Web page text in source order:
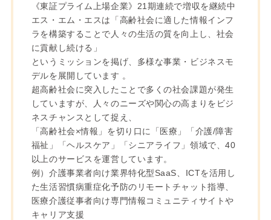
《東証プライム上場企業》21期連続で増収を継続中
エス・エム・エスは「高齢社会に適した情報インフ
ラを構築することで人々の生活の質を向上し、社会
に貢献し続ける」
というミッションを掲げ、多様な事業・ビジネスモ
デルを展開しています 。
超高齢社会に突入したことで多くの社会課題が発生
していますが、人々のニーズや関心の高まりをビジ
ネスチャンスとして捉え、
「高齢社会×情報」を切り口に「医療」「介護/障害
福祉」「ヘルスケア」「シニアライフ」領域で、40
以上のサービスを運営しています。
例）介護事業者向け業界特化型SaaS、ICTを活用し
た生活習慣病重症化予防のリモートチャット指導、
医療介護従事者向け専門情報コミュニティサイトや
キャリア支援